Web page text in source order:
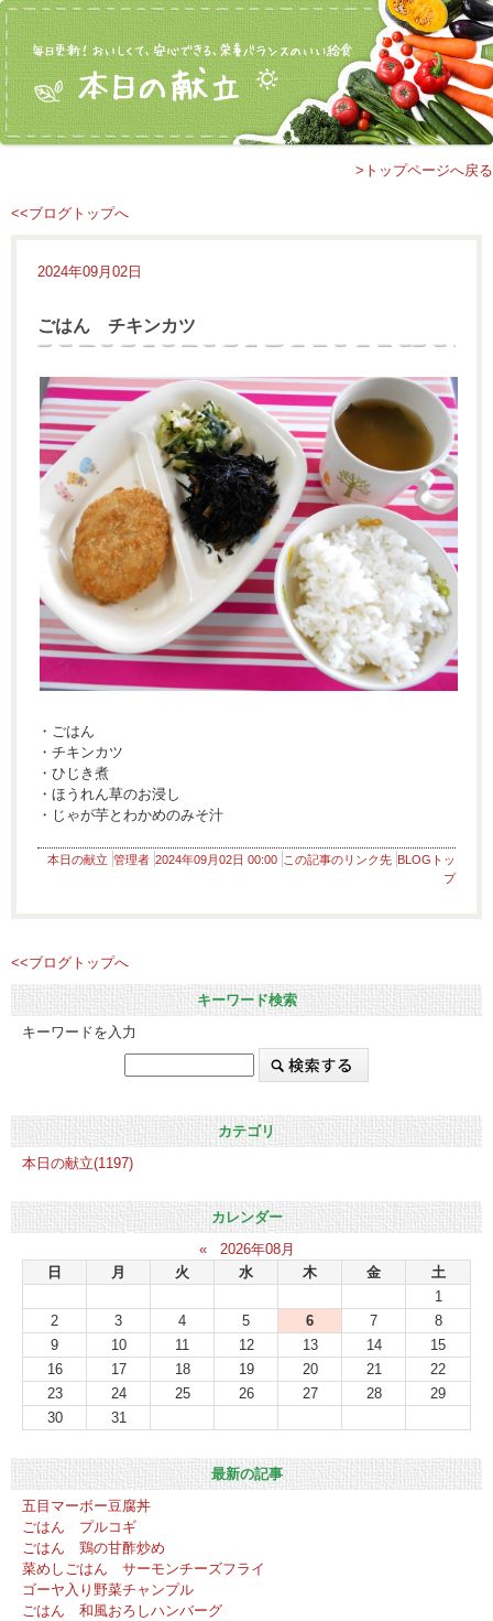
>トップページへ戻る
<<ブログトップへ
2024年09月02日
ごはん チキンカツ
・ごはん
・チキンカツ
・ひじき煮
・ほうれん草のお浸し
・じゃが芋とわかめのみそ汁
本日の献立 管理者 2024年09月02日 00:00 この記事のリンク先 BLOGトッ
プ
<<ブログトップへ
キーワード検索
キーワードを入力
カテゴリ
本日の献立(1197)
カレンダー
«
2026年08月
日
月 火 水 木 金
土
1
2
3 4 5 6 7
8
9
10 11 12 13 14
15
16
17 18 19 20 21
22
23
24 25 26 27 28
29
30
31
最新の記事
五目マーボー豆腐丼
ごはん プルコギ
ごはん 鶏の甘酢炒め
菜めしごはん サーモンチーズフライ
ゴーヤ入り野菜チャンプル
ごはん 和風おろしハンバーグ